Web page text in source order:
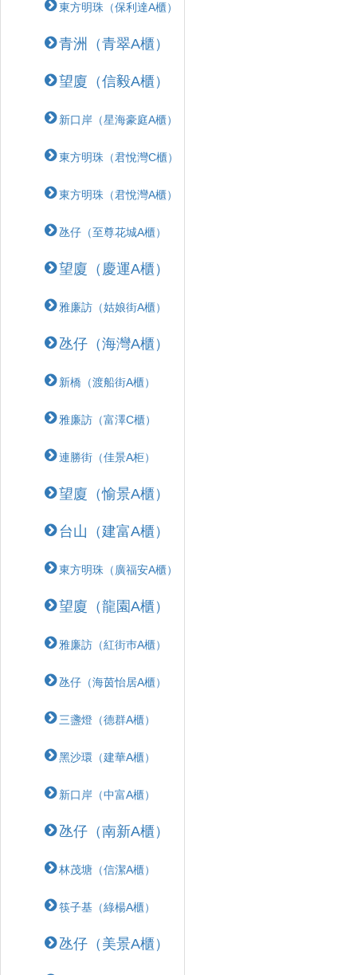
東方明珠（保利達A櫃）
青洲（青翠A櫃）
望廈（信毅A櫃）
新口岸（星海豪庭A櫃）
東方明珠（君悅灣C櫃）
東方明珠（君悅灣A櫃）
氹仔（至尊花城A櫃）
望廈（慶運A櫃）
雅廉訪（姑娘街A櫃）
氹仔（海灣A櫃）
新橋（渡船街A櫃）
雅廉訪（富澤C櫃）
連勝街（佳景A柜）
望廈（愉景A櫃）
台山（建富A櫃）
東方明珠（廣福安A櫃）
望廈（龍園A櫃）
雅廉訪（紅街巿A櫃）
氹仔（海茵怡居A櫃）
三盞燈（德群A櫃）
黑沙環（建華A櫃）
新口岸（中富A櫃）
氹仔（南新A櫃）
林茂塘（信潔A櫃）
筷子基（綠楊A櫃）
氹仔（美景A櫃）